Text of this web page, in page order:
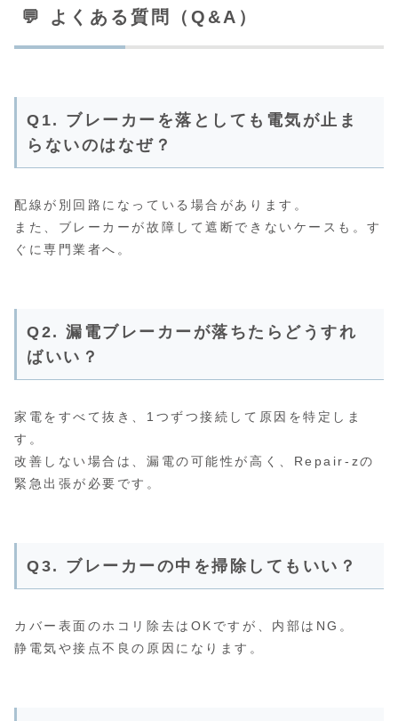
💬 よくある質問（Q&A）
Q1. ブレーカーを落としても電気が止ま
らないのはなぜ？
配線が別回路になっている場合があります。
また、ブレーカーが故障して遮断できないケースも。す
ぐに専門業者へ。
Q2. 漏電ブレーカーが落ちたらどうすれ
ばいい？
家電をすべて抜き、1つずつ接続して原因を特定しま
す。
改善しない場合は、漏電の可能性が高く、Repair-zの
緊急出張が必要です。
Q3. ブレーカーの中を掃除してもいい？
カバー表面のホコリ除去はOKですが、内部はNG。
静電気や接点不良の原因になります。